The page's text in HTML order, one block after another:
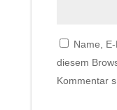
Name,
diesem
Kommentar